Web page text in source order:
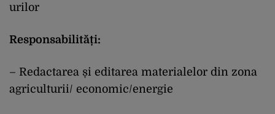
urilor
Responsabilități:
– Redactarea și editarea materialelor din zona
agriculturii/ economic/energie